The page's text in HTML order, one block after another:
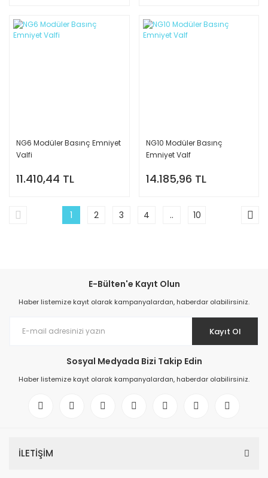
NG6 Modüler Basınç Emniyet
Valfi
11.410,44 TL
NG10 Modüler Basınç
Emniyet Valf
14.185,96 TL
1 2 3 4 .. 10
E-Bülten'e Kayıt Olun
Haber listemize kayıt olarak kampanyalardan, haberdar olabilirsiniz.
Kayıt Ol
Sosyal Medyada Bizi Takip Edin
Haber listemize kayıt olarak kampanyalardan, haberdar olabilirsiniz.
İLETİŞİM